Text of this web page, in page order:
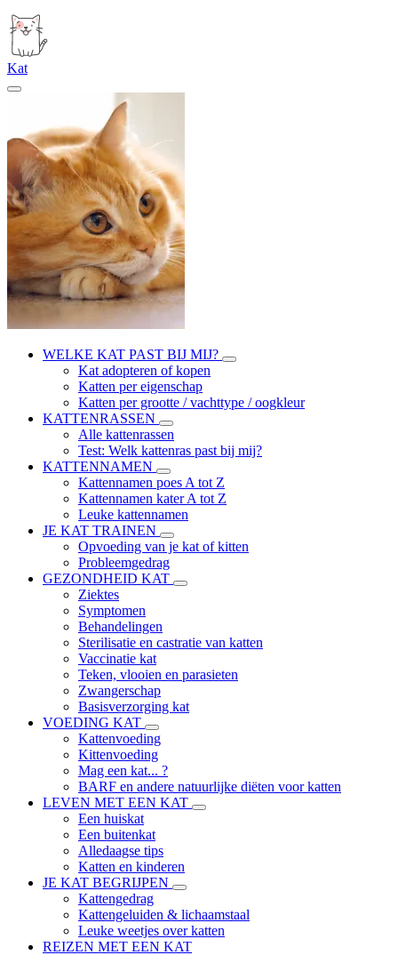
Kat
WELKE KAT PAST BIJ MIJ?
Kat adopteren of kopen
Katten per eigenschap
Katten per grootte / vachttype / oogkleur
KATTENRASSEN
Alle kattenrassen
Test: Welk kattenras past bij mij?
KATTENNAMEN
Kattennamen poes A tot Z
Kattennamen kater A tot Z
Leuke kattennamen
JE KAT TRAINEN
Opvoeding van je kat of kitten
Probleemgedrag
GEZONDHEID KAT
Ziektes
Symptomen
Behandelingen
Sterilisatie en castratie van katten
Vaccinatie kat
Teken, vlooien en parasieten
Zwangerschap
Basisverzorging kat
VOEDING KAT
Kattenvoeding
Kittenvoeding
Mag een kat... ?
BARF en andere natuurlijke diëten voor katten
LEVEN MET EEN KAT
Een huiskat
Een buitenkat
Alledaagse tips
Katten en kinderen
JE KAT BEGRIJPEN
Kattengedrag
Kattengeluiden & lichaamstaal
Leuke weetjes over katten
REIZEN MET EEN KAT